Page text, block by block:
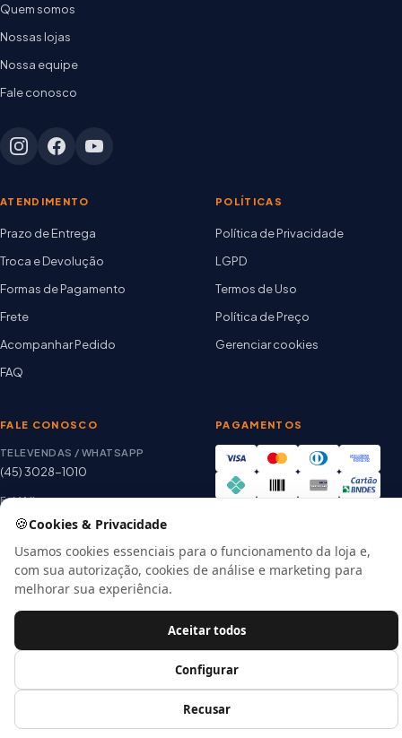
Quem somos
Nossas lojas
Nossa equipe
Fale conosco
ATENDIMENTO
Prazo de Entrega
Troca e Devolução
Formas de Pagamento
Frete
Acompanhar Pedido
FAQ
POLÍTICAS
Política de Privacidade
LGPD
Termos de Uso
Política de Preço
Gerenciar cookies
FALE CONOSCO
TELEVENDAS / WHATSAPP
(45) 3028-1010
E-MAIL
thiago@artetintas.com.br
HORÁRIO
Seg. a Sex. 8h às 18h
Sábado 8h às 12h
PAGAMENTOS
Site verificado
Google Safe Browsing
© 2026 Arte Tintas · CNPJ 00.057.118/0001-56
🍪Cookies & Privacidade
Usamos cookies essenciais para o funcionamento da loja e,
com sua autorização, cookies de análise e marketing para
melhorar sua experiência.
Recusar
Configurar
Aceitar todos